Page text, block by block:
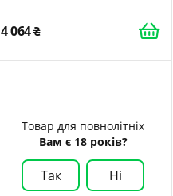
4 064
Товар для повнолітніх
Вам є 18 років?
Так Ні